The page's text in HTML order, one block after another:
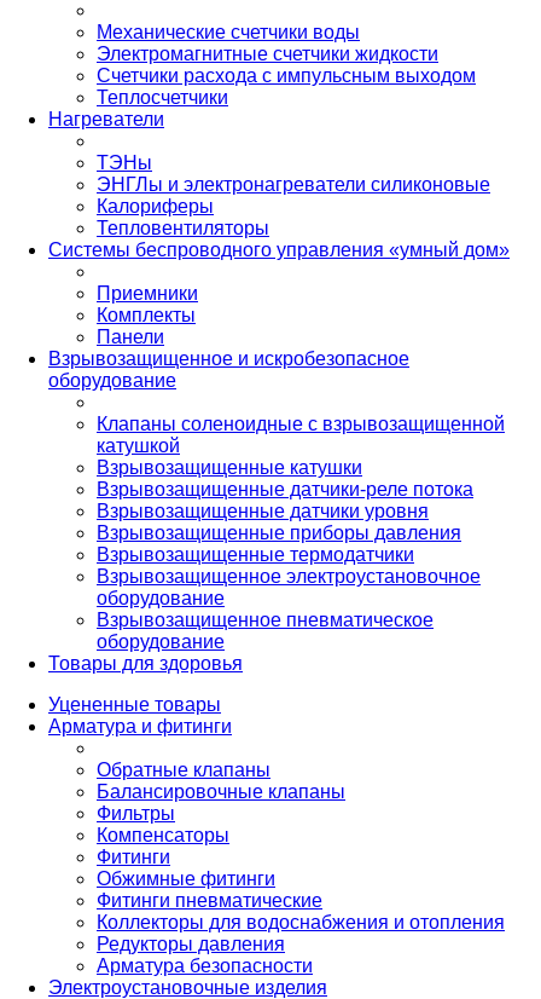
Механические счетчики воды
Электромагнитные счетчики жидкости
Счетчики расхода с импульсным выходом
Теплосчетчики
Нагреватели
ТЭНы
ЭНГЛы и электронагреватели силиконовые
Калориферы
Тепловентиляторы
Системы беспроводного управления «умный дом»
Приемники
Комплекты
Панели
Взрывозащищенное и искробезопасное
оборудование
Клапаны соленоидные с взрывозащищенной
катушкой
Взрывозащищенные катушки
Взрывозащищенные датчики-реле потока
Взрывозащищенные датчики уровня
Взрывозащищенные приборы давления
Взрывозащищенные термодатчики
Взрывозащищенное электроустановочное
оборудование
Взрывозащищенное пневматическое
оборудование
Товары для здоровья
Уцененные товары
Арматура и фитинги
Обратные клапаны
Балансировочные клапаны
Фильтры
Компенсаторы
Фитинги
Обжимные фитинги
Фитинги пневматические
Коллекторы для водоснабжения и отопления
Редукторы давления
Арматура безопасности
Электроустановочные изделия